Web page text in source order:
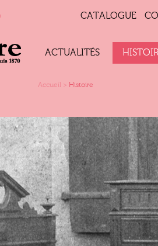
CATALOGUE
ACTUALITÉS
Accueil > Histoire